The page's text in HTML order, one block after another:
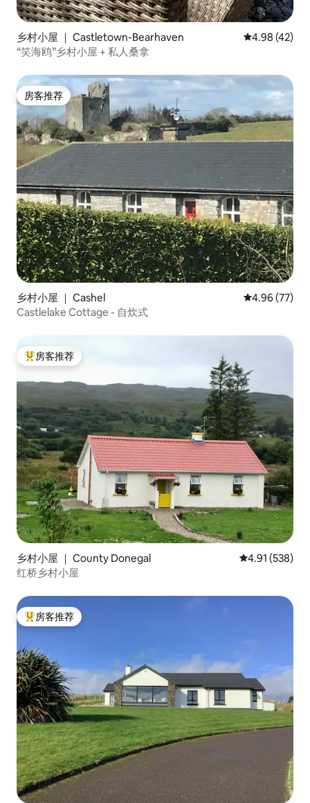
乡村小屋 ｜ Castletown-Bearhaven 平均评分
4.98 (42)
“笑海鸥”乡村小屋 + 私人桑拿
房客推荐
房客推荐
乡村小屋 ｜ Cashel 平均评分
4.96 (77)
Castlelake Cottage - 自炊式
热门「房客推荐」
房客推荐
乡村小屋 ｜ County Donegal 平均评分 4.91
4.91 (538)
红桥乡村小屋
热门「房客推荐」
房客推荐